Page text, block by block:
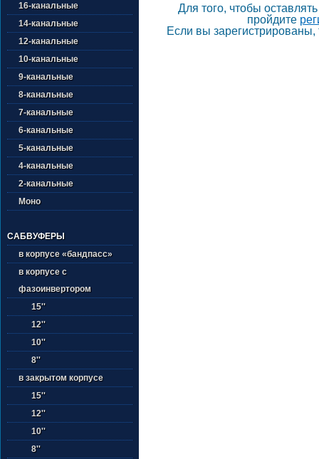
16-канальные
14-канальные
12-канальные
10-канальные
9-канальные
8-канальные
7-канальные
6-канальные
5-канальные
4-канальные
2-канальные
Моно
САБВУФЕРЫ
в корпусе «бандпасс»
в корпусе с
фазоинвертором
15''
12''
10''
8''
в закрытом корпусе
15''
12''
10''
8''
Для того, чтобы
пройдите
Если вы